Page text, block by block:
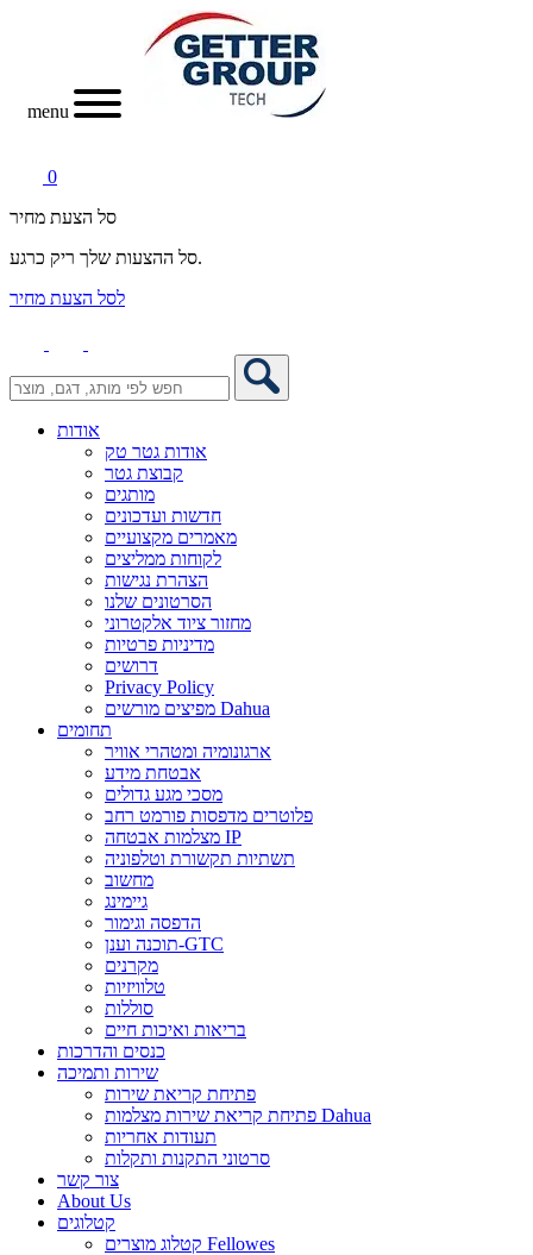
menu
0
סל הצעת מחיר
סל ההצעות שלך ריק כרגע.
לסל הצעת מחיר
אודות
אודות גטר טק
קבוצת גטר
מותגים
חדשות ועדכונים
מאמרים מקצועיים
לקוחות ממליצים
הצהרת נגישות
הסרטונים שלנו
מחזור ציוד אלקטרוני
מדיניות פרטיות
דרושים
Privacy Policy
מפיצים מורשים Dahua
תחומים
ארגונומיה ומטהרי אוויר
אבטחת מידע
מסכי מגע גדולים
פלוטרים מדפסות פורמט רחב
מצלמות אבטחה IP
תשתיות תקשורת וטלפוניה
מחשוב
גיימינג
הדפסה וגימור
תוכנה וענן-GTC
מקרנים
טלוויזיות
סוללות
בריאות ואיכות חיים
כנסים והדרכות
שירות ותמיכה
פתיחת קריאת שירות
פתיחת קריאת שירות מצלמות Dahua
תעודות אחריות
סרטוני התקנות ותקלות
צור קשר
About Us
קטלוגים
קטלוג מוצרים Fellowes